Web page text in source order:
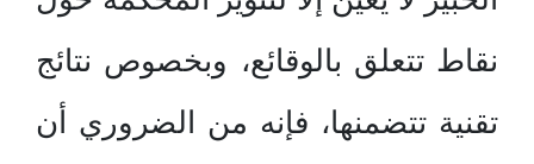
نقاط تتعلق بالوقائع، وبخصوص نتائج
تقنية تتضمنها، فإنه من الضروري أن